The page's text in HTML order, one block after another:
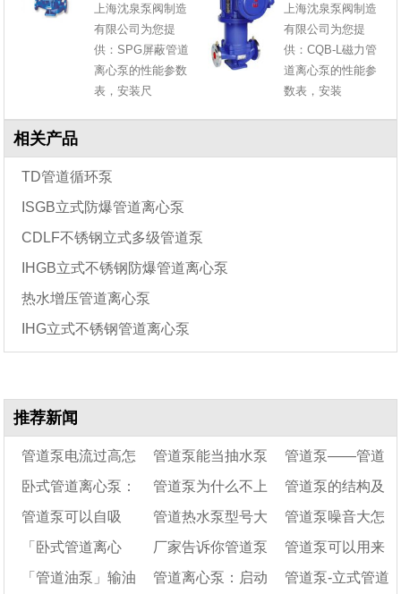
上海沈泉泵阀制造
有限公司为您提
供：SPG屏蔽管道
离心泵的性能参数
表，安装尺
上海沈泉泵阀制造
有限公司为您提
供：CQB-L磁力管
道离心泵的性能参
数表，安装
相关产品
TD管道循环泵
ISGB立式防爆管道离心泵
CDLF不锈钢立式多级管道泵
IHGB立式不锈钢防爆管道离心泵
热水增压管道离心泵
IHG立式不锈钢管道离心泵
推荐新闻
管道泵电流过高怎
么办
管道泵能当抽水泵
用吗
管道泵——管道
泵图片大全
卧式管道离心泵：
常见故障分析「已解
决」
管道泵为什么不上 管道泵的结构及
原理
管道泵可以自吸
吗？
管道热水泵型号大
全及参数说明
管道泵噪音大怎
么解决
「卧式管道离心
泵」管道泵各种型号
厂家告诉你管道泵
的日常操作及维护
管道泵可以用来
抽水吗
「管道油泵」输油 管道离心泵：启动 管道泵-立式管道